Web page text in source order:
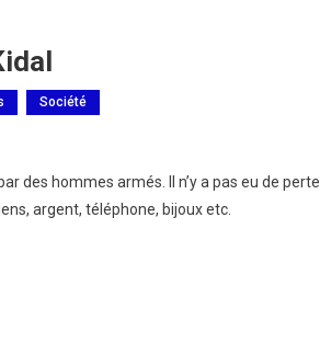
Société
des hommes armés. Il n’y a pas eu de perte
argent, téléphone, bijoux etc.